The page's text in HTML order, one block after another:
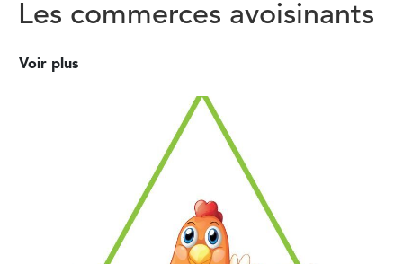
Les commerces avoisinants
Voir plus